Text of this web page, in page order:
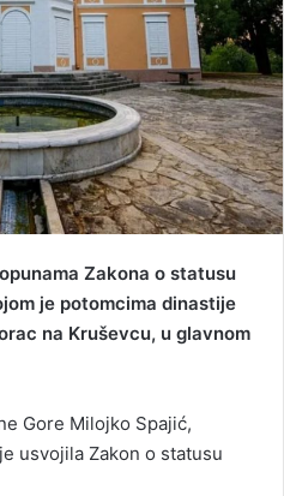
Zakona o statusu
je potomcima dinastije
na Kruševcu, u glavnom
Gore Milojko Spajić,
usvojila Zakon o statusu